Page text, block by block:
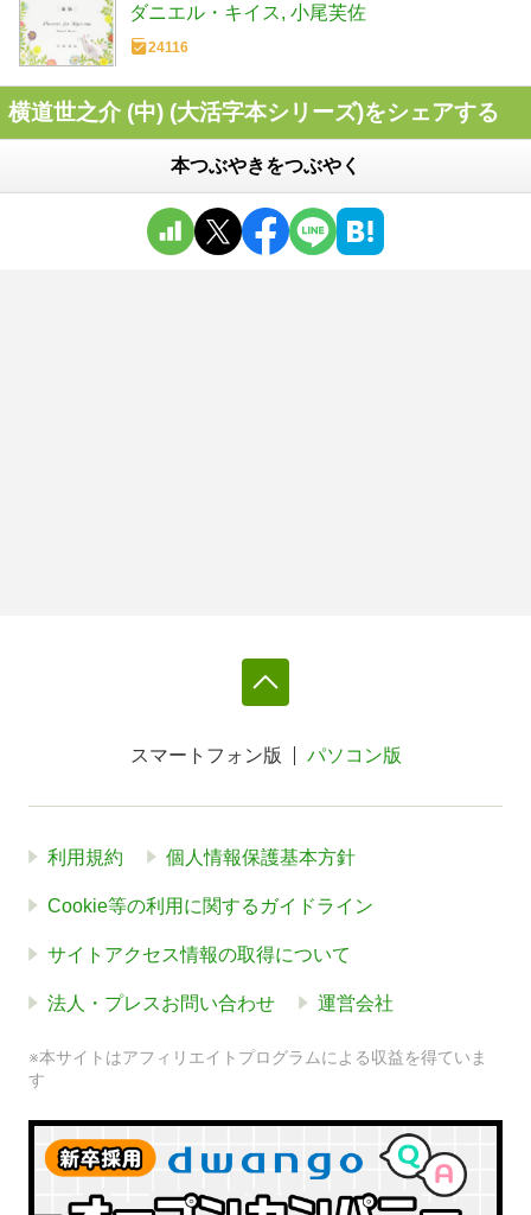
ダニエル・キイス 小尾芙佐
24116
横道世之介 (中) (大活字本シリーズ)をシェアする
本つぶやきをつぶやく
スマートフォン版 パソコン版
利用規約 個人情報保護基本方針
Cookie等の利用に関するガイドライン
サイトアクセス情報の取得について
法人・プレスお問い合わせ 運営会社
※本サイトはアフィリエイトプログラムによる収益を得ていま
す